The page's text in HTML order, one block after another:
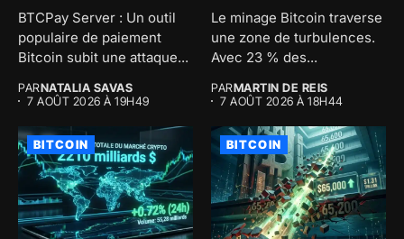
BTCPay Server : Un outil
populaire de paiement
Bitcoin subit une attaque...
PARNATALIA SAVAS
7 AOÛT 2026 À 19H49
Le minage Bitcoin traverse
une zone de turbulences.
Avec 23 % des...
PARMARTIN DE REIS
7 AOÛT 2026 À 18H44
BITCOIN BITCOIN